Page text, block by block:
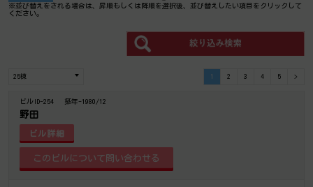
※並び替えをされる場合は、昇順もしくは降順を選択後、​並び替えしたい項目をクリックして
ください。
1 2 3 4 5 >
ビルID-254 築年-1980/12
野田
ビル詳細